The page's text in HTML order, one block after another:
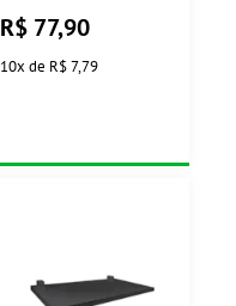
Prat-K
R$ 77,90
10x de R$ 7,79